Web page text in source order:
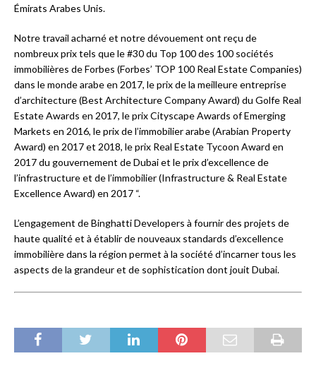
Émirats Arabes Unis.
Notre travail acharné et notre dévouement ont reçu de
nombreux prix tels que le #30 du Top 100 des 100 sociétés
immobilières de Forbes (Forbes’ TOP 100 Real Estate Companies)
dans le monde arabe en 2017, le prix de la meilleure entreprise
d’architecture (Best Architecture Company Award) du Golfe Real
Estate Awards en 2017, le prix Cityscape Awards of Emerging
Markets en 2016, le prix de l’immobilier arabe (Arabian Property
Award) en 2017 et 2018, le prix Real Estate Tycoon Award en
2017 du gouvernement de Dubai et le prix d’excellence de
l’infrastructure et de l’immobilier (Infrastructure & Real Estate
Excellence Award) en 2017 “.
L’engagement de Binghatti Developers à fournir des projets de
haute qualité et à établir de nouveaux standards d’excellence
immobilière dans la région permet à la société d’incarner tous les
aspects de la grandeur et de sophistication dont jouit Dubai.